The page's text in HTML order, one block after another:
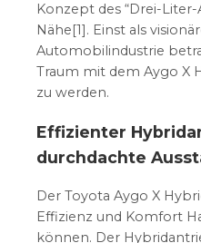
Konzept des “Drei-
Nähe[1]. Einst als
Automobilindustrie
Traum mit dem Aygo X
zu werden.
Effizienter
durchdachte
Der Toyota Aygo X
Effizienz und Komfort
können. Der